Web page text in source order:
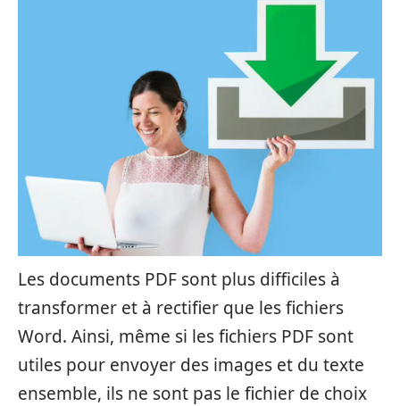
Les documents PDF sont plus difficiles à
transformer et à rectifier que les fichiers
Word. Ainsi, même si les fichiers PDF sont
utiles pour envoyer des images et du texte
ensemble, ils ne sont pas le fichier de choix